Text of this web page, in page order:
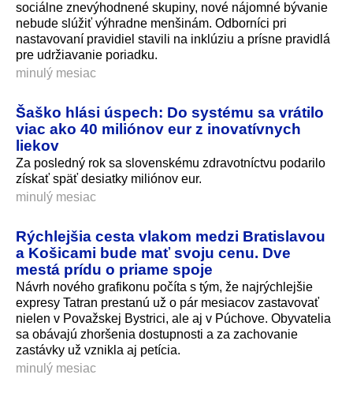
sociálne znevýhodnené skupiny, nové nájomné bývanie
nebude slúžiť výhradne menšinám. Odborníci pri
nastavovaní pravidiel stavili na inklúziu a prísne pravidlá
pre udržiavanie poriadku.
minulý mesiac
Šaško hlási úspech: Do systému sa vrátilo
viac ako 40 miliónov eur z inovatívnych
liekov
Za posledný rok sa slovenskému zdravotníctvu podarilo
získať späť desiatky miliónov eur.
minulý mesiac
Rýchlejšia cesta vlakom medzi Bratislavou
a Košicami bude mať svoju cenu. Dve
mestá prídu o priame spoje
Návrh nového grafikonu počíta s tým, že najrýchlejšie
expresy Tatran prestanú už o pár mesiacov zastavovať
nielen v Považskej Bystrici, ale aj v Púchove. Obyvatelia
sa obávajú zhoršenia dostupnosti a za zachovanie
zastávky už vznikla aj petícia.
minulý mesiac